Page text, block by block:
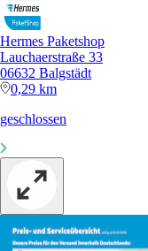
Hermes Paketshop
Lauchaerstraße 33
06632 Balgstädt
0,29 km
geschlossen